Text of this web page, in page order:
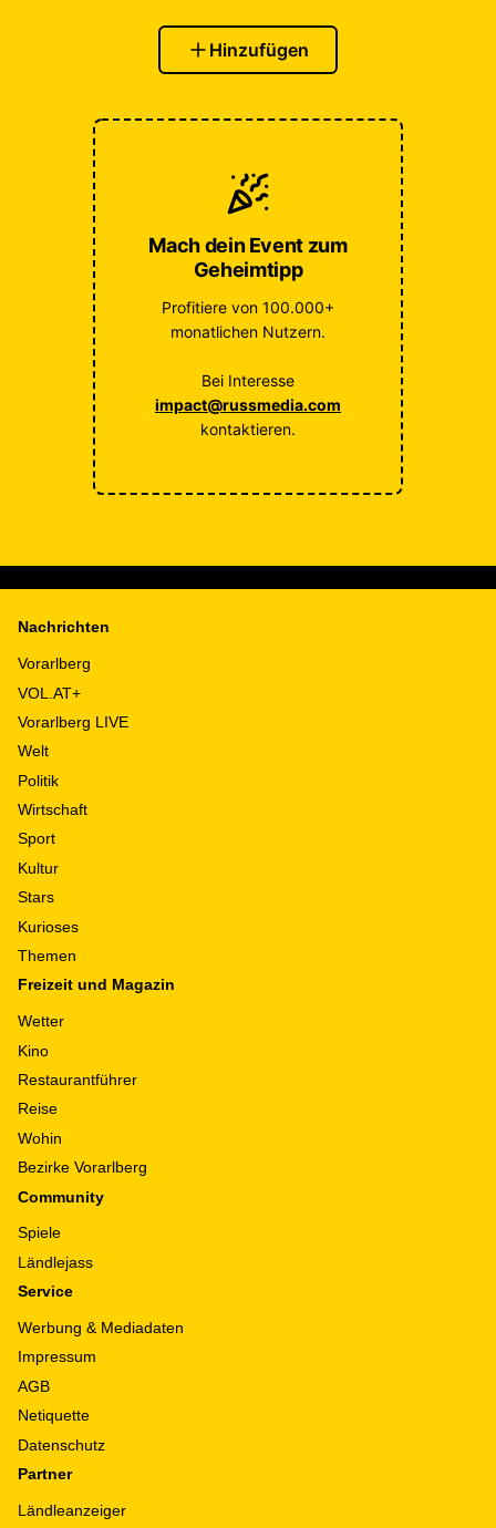
Hinzufügen
Mach dein Event zum
Geheimtipp
Profitiere von 100.000+
monatlichen Nutzern.
Bei Interesse
impact@russmedia.com
kontaktieren.
Nachrichten
Vorarlberg
VOL.AT+
Vorarlberg LIVE
Welt
Politik
Wirtschaft
Sport
Kultur
Stars
Kurioses
Themen
Freizeit und Magazin
Wetter
Kino
Restaurantführer
Reise
Wohin
Bezirke Vorarlberg
Community
Spiele
Ländlejass
Service
Werbung & Mediadaten
Impressum
AGB
Netiquette
Datenschutz
Partner
Ländleanzeiger